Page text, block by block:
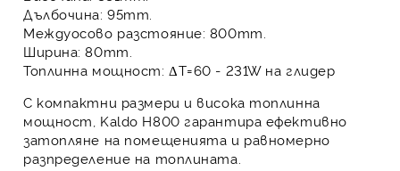
Дълбочина: 95mm.
Междуосово разстояние: 800mm.
Ширина: 80mm.
Топлинна мощност: ΔT=60 - 231W на глидер
С компактни размери и висока топлинна
мощност, Kaldo H800 гарантира ефективно
затопляне на помещенията и равномерно
разпределение на топлината.